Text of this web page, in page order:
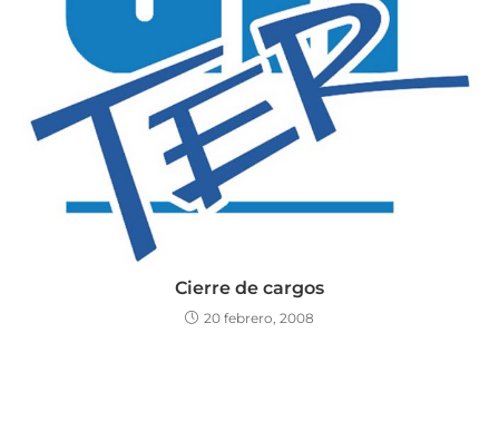
Cierre de cargos
20 febrero, 2008